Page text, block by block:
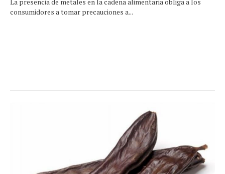
consumidores a tomar precauciones a...